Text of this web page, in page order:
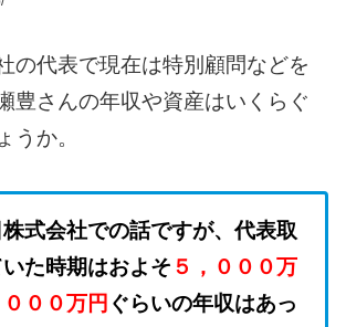
の代表で現在は特別顧問などを
豊さんの年収や資産はいくらぐ
うか。
式会社での話ですが、代表取
た時期はおよそ ５，０００万
００万円 ぐらいの年収はあっ